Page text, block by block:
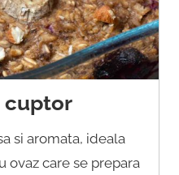
cuptor
si aromata, ideala
ovaz care se prepara